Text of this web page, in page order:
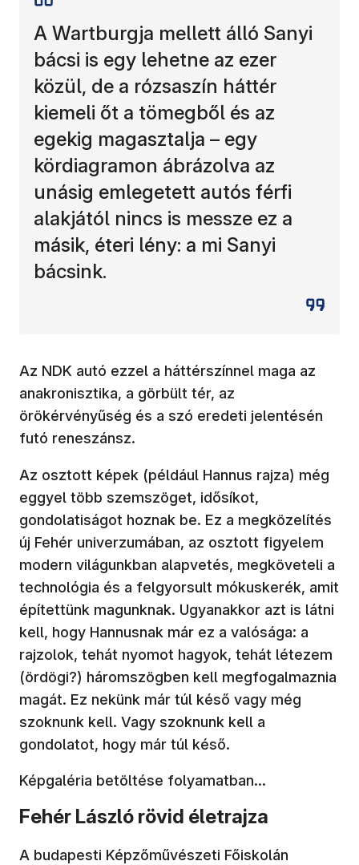
A Wartburgja mellett álló Sanyi
bácsi is egy lehetne az ezer
közül, de a rózsaszín háttér
kiemeli őt a tömegből és az
egekig magasztalja – egy
kördiagramon ábrázolva az
unásig emlegetett autós férfi
alakjától nincs is messze ez a
másik, éteri lény: a mi Sanyi
bácsink.
Az NDK autó ezzel a háttérszínnel maga az
anakronisztika, a görbült tér, az
örökérvényűség és a szó eredeti jelentésén
futó reneszánsz.
Az osztott képek (például Hannus rajza) még
eggyel több szemszöget, idősíkot,
gondolatiságot hoznak be. Ez a megközelítés
új Fehér univerzumában, az osztott figyelem
modern világunkban alapvetés, megköveteli a
technológia és a felgyorsult mókuskerék, amit
építettünk magunknak. Ugyanakkor azt is látni
kell, hogy Hannusnak már ez a valósága: a
rajzolok, tehát nyomot hagyok, tehát létezem
(ördögi?) háromszögben kell megfogalmaznia
magát. Ez nekünk már túl késő vagy még
szoknunk kell. Vagy szoknunk kell a
gondolatot, hogy már túl késő.
Képgaléria betöltése folyamatban...
Fehér László rövid életrajza
A budapesti Képzőművészeti Főiskolán